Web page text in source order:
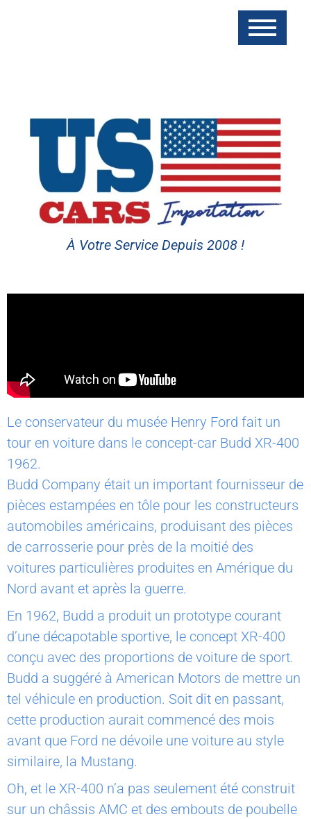
À Votre Service Depuis 2008 !
Le conservateur du musée Henry Ford fait un
tour en voiture dans le concept-car Budd XR-400
1962.
Budd Company était un important fournisseur de
pièces estampées en tôle pour les constructeurs
automobiles américains, produisant des pièces
de carrosserie pour près de la moitié des
voitures particulières produites en Amérique du
Nord avant et après la guerre.
En 1962, Budd a produit un prototype courant
d’une décapotable sportive, le concept XR-400
conçu avec des proportions de voiture de sport.
Budd a suggéré à American Motors de mettre un
tel véhicule en production. Soit dit en passant,
cette production aurait commencé des mois
avant que Ford ne dévoile une voiture au style
similaire, la Mustang.
Oh, et le XR-400 n’a pas seulement été construit
sur un châssis AMC et des embouts de poubelle